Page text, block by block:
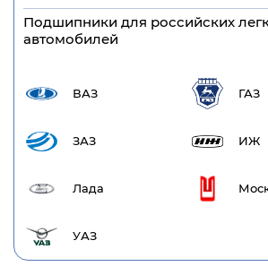
Подшипники для российских
автомобилей
ВАЗ ГАЗ
ЗАЗ ИЖ
Лада
УАЗ